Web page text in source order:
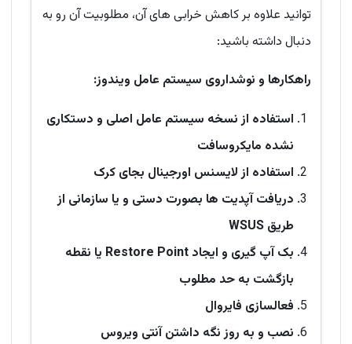
توانید علاوه بر کاهش خرابی های آن، مطلوبیت آن رو به
دنبال داشته باشید:
راهکارها و نوشداروی سیستم عامل ویندوز:
استفاده از نسخه سیستم عامل اصلی و دستکاری
نشده مایکروسافت
استفاده از لایسنس اورجینال بجای کرک
دریافت آپدیت ها بصورت دستی و یا سازمانی از
طریق WSUS
بک آپ گیری و ایجاد Restore Point یا نقطه
بازگشت به حد مطلوب
فعالسازی فایروال
نصب و به روز نگه داشتن آنتی ویروس